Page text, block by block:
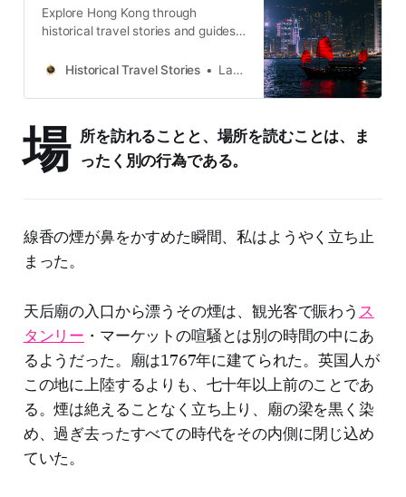
Explore Hong Kong through
historical travel stories and guides.
neighbourhoods filled with
Historical Travel Stories Lawrence
場 所を訪れることと、場所を読むことは、ま
ったく別の行為である。
線香の煙が鼻をかすめた瞬間、私はようやく立ち止
まった。
天后廟の入口から漂うその煙は、観光客で賑わう ス
タンリー ・マーケットの喧騒とは別の時間の中にあ
るようだった。廟は1767年に建てられた。英国人が
この地に上陸するよりも、七十年以上前のことであ
る。煙は絶えることなく立ち上り、廟の梁を黒く染
め、過ぎ去ったすべての時代をその内側に閉じ込め
ていた。